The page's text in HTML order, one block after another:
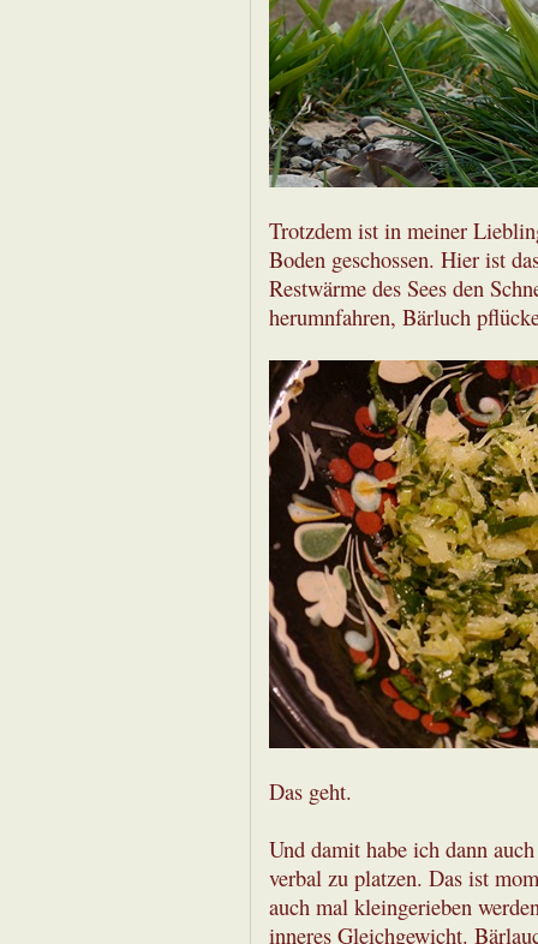
Trotzdem ist in meiner
Boden geschossen. Hier ist
Restwärme des Sees den
herumnfahren, Bärluch
Das geht.
Und damit habe ich dann
verbal zu platzen. Das ist
auch mal kleingerieben
inneres Gleichgewicht.